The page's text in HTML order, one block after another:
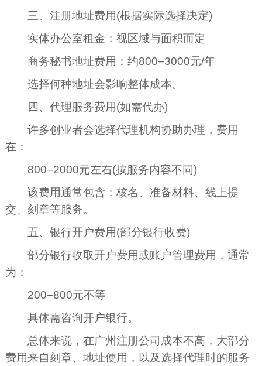
三、注册地址费用(根据实际选择决定)
实体办公室租金：视区域与面积而定
商务秘书地址费用：约800–3000元/年
选择何种地址会影响整体成本。
四、代理服务费用(如需代办)
许多创业者会选择代理机构协助办理，费用
在：
800–2000元左右(按服务内容不同)
该费用通常包含：核名、准备材料、线上提
交、刻章等服务。
五、银行开户费用(部分银行收费)
部分银行收取开户费用或账户管理费用，通常
为：
200–800元不等
具体需咨询开户银行。
总体来说，在广州注册公司成本不高，大部分
费用来自刻章、地址使用，以及选择代理时的服务